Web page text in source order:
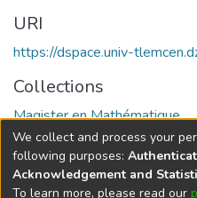
URI
https://dspace.univ-
Collections
Magister en Mathématique
Full item page
We collect and process your
following purposes:
Acknowledgement and
To learn more, please read our